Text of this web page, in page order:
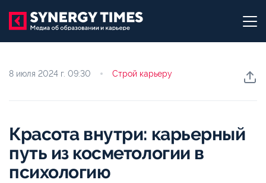
8 июля 2024 г. 09:30 Строй карьеру
Красота внутри: карьерный
путь из косметологии в
психологию